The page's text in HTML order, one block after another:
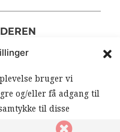
bruger vi
og/eller få adgang til
til disse
at behandle data såsom